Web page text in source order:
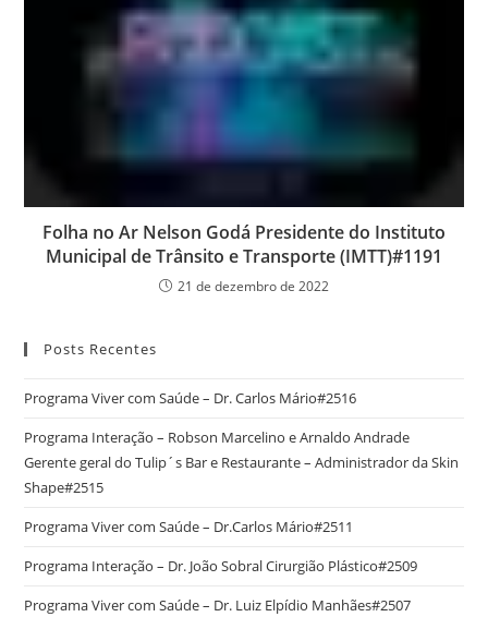
Folha no Ar Nelson Godá Presidente do Instituto
Municipal de Trânsito e Transporte (IMTT)#1191
21 de dezembro de 2022
Posts Recentes
Programa Viver com Saúde – Dr. Carlos Mário#2516
Programa Interação – Robson Marcelino e Arnaldo Andrade
Gerente geral do Tulip´s Bar e Restaurante – Administrador da Skin
Shape#2515
Programa Viver com Saúde – Dr.Carlos Mário#2511
Programa Interação – Dr. João Sobral Cirurgião Plástico#2509
Programa Viver com Saúde – Dr. Luiz Elpídio Manhães#2507